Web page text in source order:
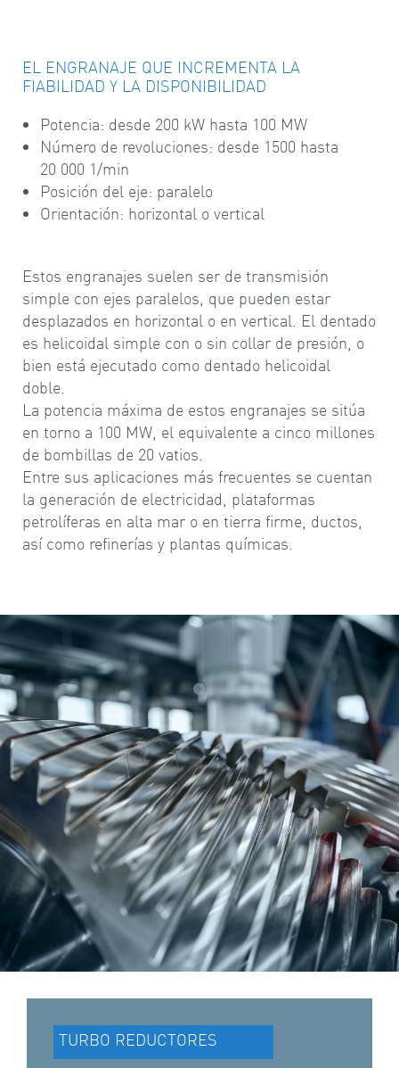
EL ENGRANAJE QUE INCREMENTA LA
FIABILIDAD Y LA DISPONIBILIDAD
Potencia: desde 200 kW hasta 100 MW
Número de revoluciones: desde 1500 hasta
20 000 1/min
Posición del eje: paralelo
Orientación: horizontal o vertical
Estos engranajes suelen ser de transmisión
simple con ejes paralelos, que pueden estar
desplazados en horizontal o en vertical. El dentado
es helicoidal simple con o sin collar de presión, o
bien está ejecutado como dentado helicoidal
doble.
La potencia máxima de estos engranajes se sitúa
en torno a 100 MW, el equivalente a cinco millones
de bombillas de 20 vatios.
Entre sus aplicaciones más frecuentes se cuentan
la generación de electricidad, plataformas
petrolíferas en alta mar o en tierra firme, ductos,
así como refinerías y plantas químicas.
TURBO REDUCTORES